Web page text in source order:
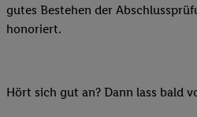
gutes Bestehen der
honoriert.
Hört sich gut an? Dann lass bald